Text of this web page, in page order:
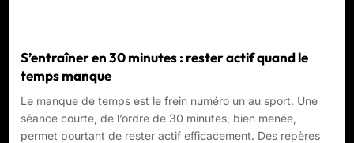
S’entraîner en 30 minutes : rester actif quand le
temps manque
Le manque de temps est le frein numéro un au sport. Une
séance courte, de l’ordre de 30 minutes, bien menée,
permet pourtant de rester actif efficacement. Des repères